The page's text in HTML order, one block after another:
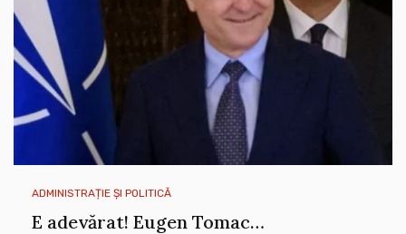
ADMINISTRAȚIE ȘI POLITICĂ
E adevărat! Eugen Tomac…